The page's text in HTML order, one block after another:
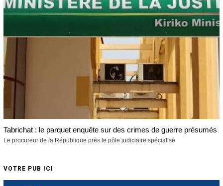
Tabrichat : le parquet enquête sur des crimes de guerre présumés
Le procureur de la République près le pôle judiciaire spécialisé
VOTRE PUB ICI